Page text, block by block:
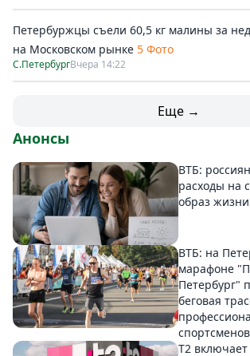
Петербуржцы съели 60,5 кг малины за
на Московском рынке 5 Фото
С.ПетербургВчера 14:22
Еще →
Анонсы
ВТБ:
расходы на
образ жизни
ВТБ: на
марафоне
Петербург"
беговая
спортсменов
Т2